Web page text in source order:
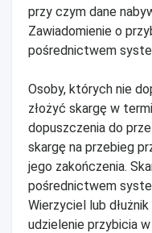
przy czym dane
Zawiadomienie o
pośrednictwem
Osoby, których nie
złożyć skargę w
dopuszczenia do
skargę na przebieg
jego zakończenia.
pośrednictwem
Wierzyciel lub
udzielenie przybicia